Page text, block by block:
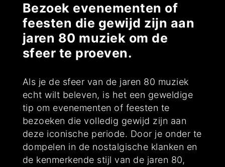
Bezoek evenementen of
feesten die gewijd zijn aan
jaren 80 muziek om de
sfeer te proeven.
Als je de sfeer van de jaren 80 muziek
echt wilt beleven, is het een geweldige
tip om evenementen of feesten te
bezoeken die volledig gewijd zijn aan
deze iconische periode. Door je onder te
dompelen in de nostalgische klanken en
de kenmerkende stijl van de jaren 80,